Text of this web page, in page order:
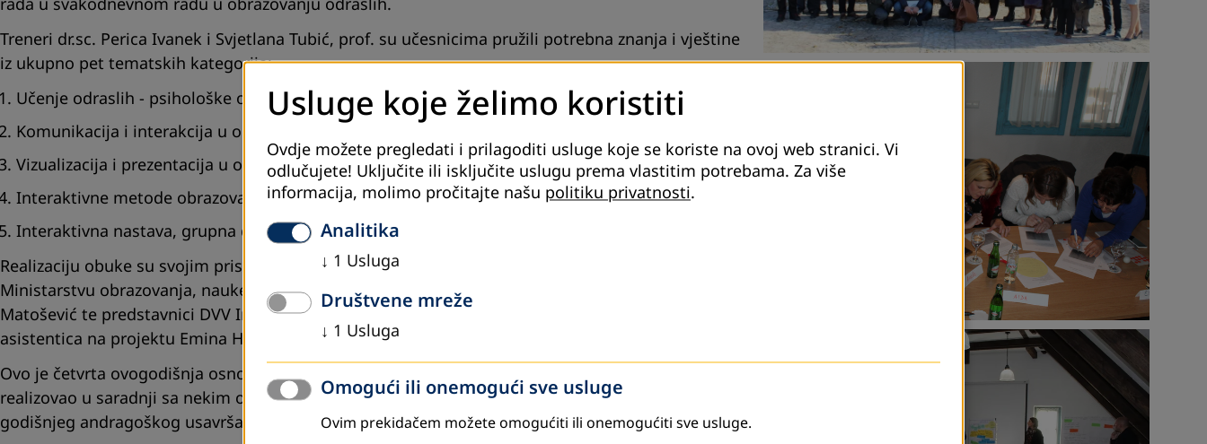
Treneri dr.sc. Perica Ivanek i Svjetlana Tubić, prof. su učesnicima pružili potrebna znanja i vještine
iz ukupno pet tematskih kategorija:
Učenje odraslih - psihološke osnove, karakteristike i stilovi učenja,
Komunikacija i interakcija u obrazovanju odraslih,
Vizualizacija i prezentacija u obrazovnom radu s odraslima,
Interaktivne metode obrazovanja odraslih, i
Interaktivna nastava, grupna dinamika i upravljanje obrazovnom grupom.
Realizaciju obuke su svojim prisustvom podržali i pomoćnik ministrice za obrazovanje i znanost u
Ministarstvu obrazovanja, nauke, kulture i sporta Srednjobosanskog kantona gospodin Zoran
Matošević te predstavnici DVV International - Ureda za BiH direktor dr.sc. Emir Avdagić i
asistentica na projektu Emina Herić.
Ovo je četvrta ovogodišnja osnovna andragoška obuka koju je DVV International - Ured za BiH
realizovao u saradnji sa nekim od nadležnih ministarstava obrazovanja, a u skladu sa obavezom
godišnjeg andragoškog usavršavanja koju propisuju usvojeni zakoni o obrazovanju odraslih.
Usluge koje želimo koristiti
Ovdje možete pregledati i prilagoditi usluge koje se koriste na ovoj web stranici. Vi
odlučujete! Uključite ili isključite uslugu prema vlastitim potrebama. Za više
informacija, molimo pročitajte našu politiku privatnosti.
Analitika
↓ 1 Usluga
Društvene mreže
↓ 1 Usluga
Omogući ili onemogući sve usluge
Ovim prekidačem možete omogućiti ili onemogućiti sve usluge.